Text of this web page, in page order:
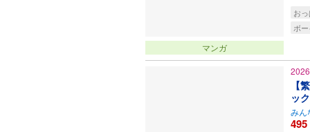
マンガ
お
ボ
【
ッ
みん
495